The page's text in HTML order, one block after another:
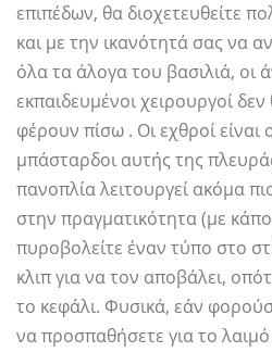
επιπέδων, θα διοχετευθείτε
και με την ικανότητά σας να
όλα τα άλογα του βασιλιά, οι
εκπαιδευμένοι χειρουργοί
φέρουν πίσω . Οι εχθροί είναι
μπάσταρδοι αυτής της
πανοπλία λειτουργεί ακόμα
στην πραγματικότητα (με
πυροβολείτε έναν τύπο στο
κλιπ για να τον αποβάλει,
το κεφάλι. Φυσικά, εάν
να προσπαθήσετε για το λαιμό